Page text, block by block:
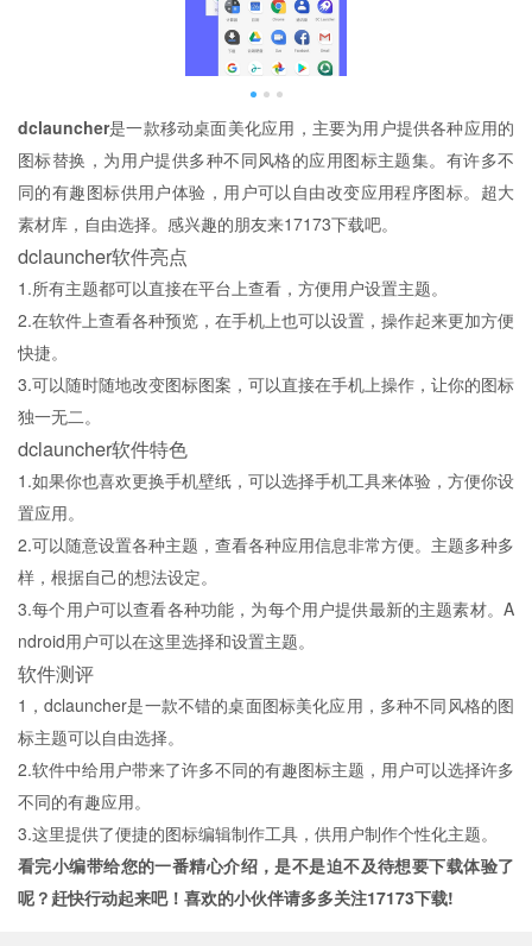
dclauncher是一款移动桌面美化应用，主要为用户提供各种应用的
图标替换，为用户提供多种不同风格的应用图标主题集。有许多不
同的有趣图标供用户体验，用户可以自由改变应用程序图标。超大
素材库，自由选择。感兴趣的朋友来17173下载吧。
dclauncher软件亮点
1.所有主题都可以直接在平台上查看，方便用户设置主题。
2.在软件上查看各种预览，在手机上也可以设置，操作起来更加方便
快捷。
3.可以随时随地改变图标图案，可以直接在手机上操作，让你的图标
独一无二。
dclauncher软件特色
1.如果你也喜欢更换手机壁纸，可以选择手机工具来体验，方便你设
置应用。
2.可以随意设置各种主题，查看各种应用信息非常方便。主题多种多
样，根据自己的想法设定。
3.每个用户可以查看各种功能，为每个用户提供最新的主题素材。A
ndroid用户可以在这里选择和设置主题。
软件测评
1，dclauncher是一款不错的桌面图标美化应用，多种不同风格的图
标主题可以自由选择。
2.软件中给用户带来了许多不同的有趣图标主题，用户可以选择许多
不同的有趣应用。
3.这里提供了便捷的图标编辑制作工具，供用户制作个性化主题。
看完小编带给您的一番精心介绍，是不是迫不及待想要下载体验了
呢？赶快行动起来吧！喜欢的小伙伴请多多关注17173下载!